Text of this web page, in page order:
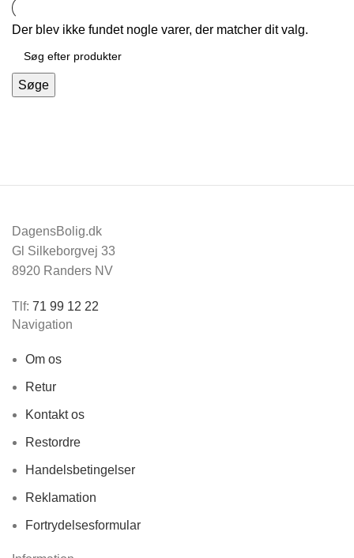
Der blev ikke fundet nogle varer, der matcher dit valg.
Søge
DagensBolig.dk
Gl Silkeborgvej 33
8920 Randers NV
Tlf: 71 99 12 22
Navigation
Om os
Retur
Kontakt os
Restordre
Handelsbetingelser
Reklamation
Fortrydelsesformular